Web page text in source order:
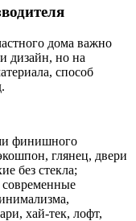
дома важно
дизайн, но на
способ
финишного
глянец, двери
без стекла;
хай-тек, лофт,